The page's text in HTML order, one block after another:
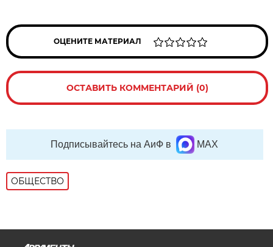
ОЦЕНИТЕ МАТЕРИАЛ
ОСТАВИТЬ КОММЕНТАРИЙ (0)
Подписывайтесь на АиФ в MAX
ОБЩЕСТВО